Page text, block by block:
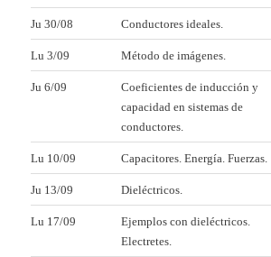
Ju 30/08 Conductores ideales.
Lu 3/09 Método de imágenes.
Ju 6/09
Coeficientes de inducción y
capacidad en sistemas de
conductores.
Lu 10/09 Capacitores. Energía. Fuerzas.
Ju 13/09 Dieléctricos.
Lu 17/09
Ejemplos con dieléctricos.
Electretes.